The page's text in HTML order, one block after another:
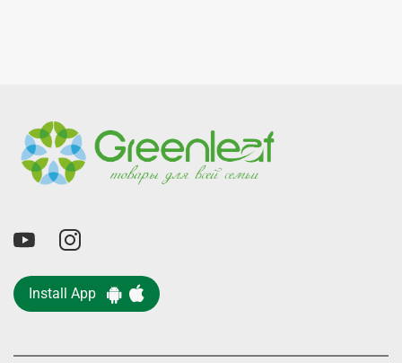
Install App